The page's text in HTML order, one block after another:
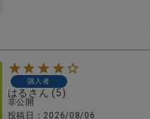
購入者
はる 5
非公開
投稿日
2026/08/06